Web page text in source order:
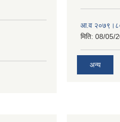
आ.व
मिति: 08/05/
अन्य